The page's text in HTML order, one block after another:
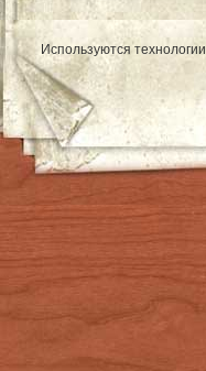
Используются технологии